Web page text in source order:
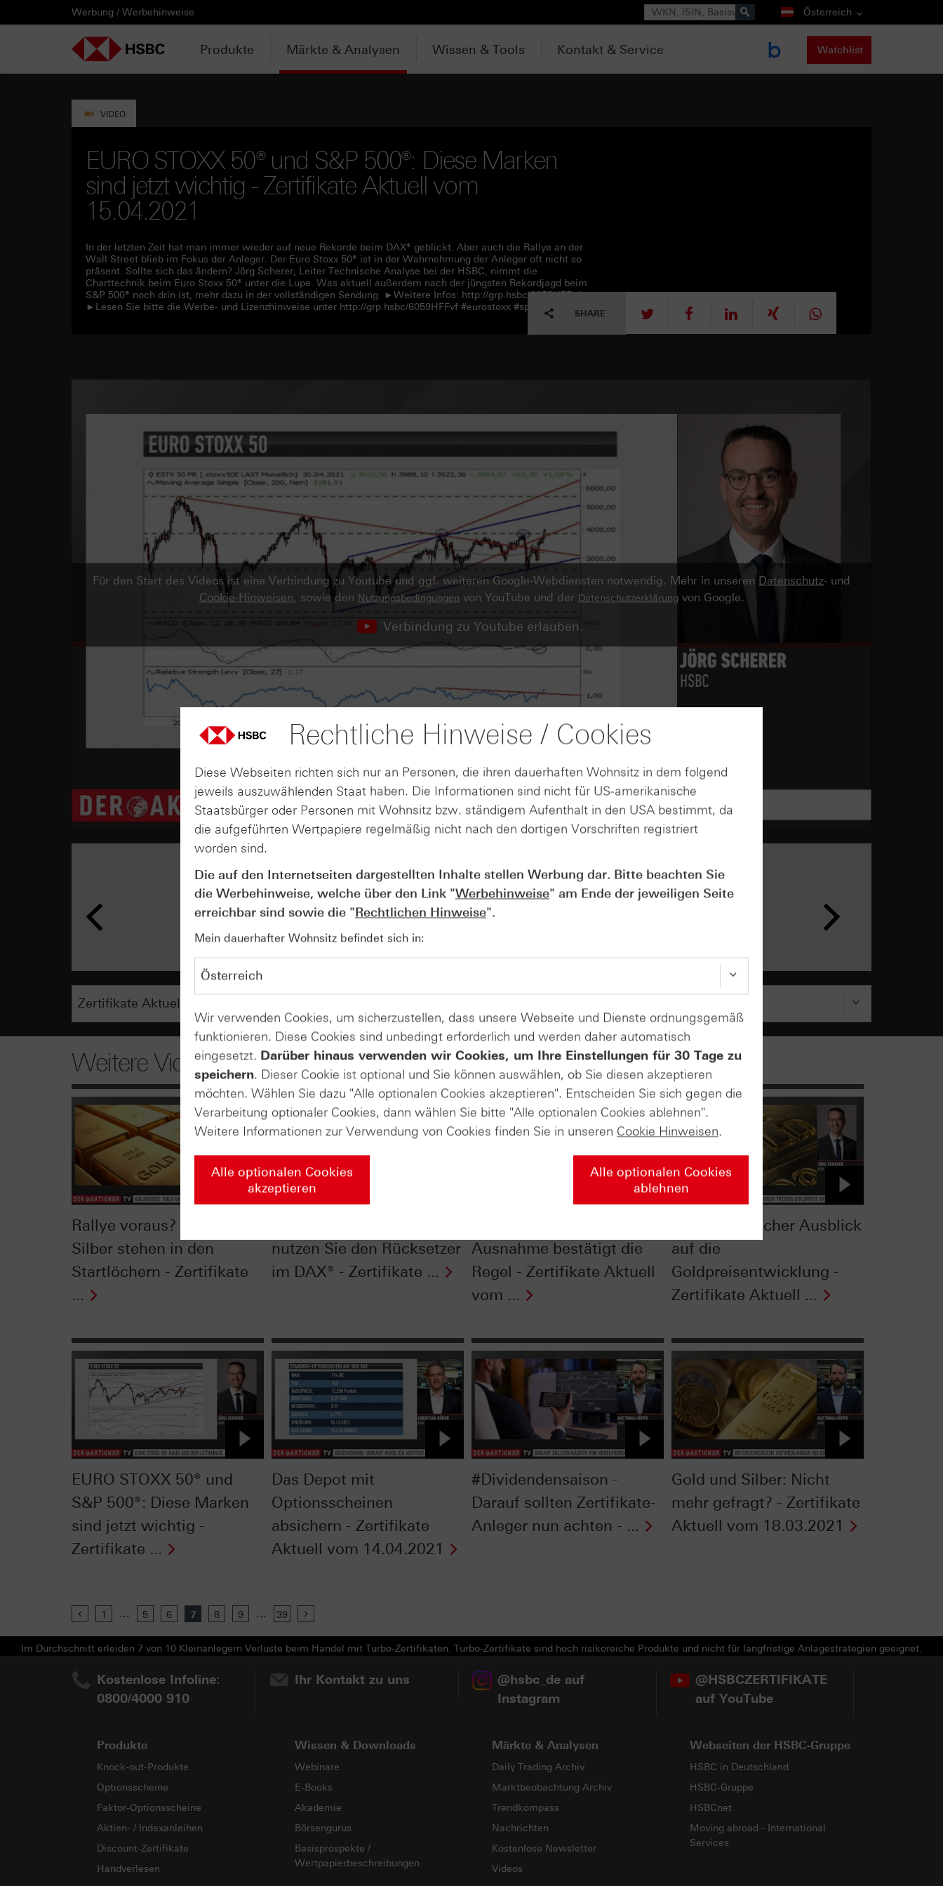
PRODUKTE
HEBELPRODUKTE
MÄRKTE & ANALYSEN
WISSEN & TOOLS
KONTAKT & SERVICE
DOWNLOADCENTER
LÄNDERAUSWAHL
Deutschland
AUSGEWÄHLTE SEITEN
HEBELPRODUKTE
Knock-out-Produkte
Weitere Hebelprodukte
Ausgestoppte Produkte
Intraday-Emissionen
ANLAGEPRODUKTE
Aktien- / Indexanleihen
Discount-Zertifikate
Express-Zertifikate
Kapitalschutz-Produkte
Sprint-Zertifikate
Strategie- / Basket- /
Themenzertifikate
AKTUELLES
Anpassungen / Kündigungen
Neuemissionen
ANALYSEN
Daily Trading
Trendkompass
Newsletter-Abonnement
VIDEOS
ntv-Zertifikate mit HSBC
Börse Stuttgart TV mit HSBC
Zertifikate Aktuell mit HSBC
WATCHLIST
Login / Zur Watchlist
WEBINARE
Webinartermine
WISSEN
kostenlose eBooks
Aktien- / Indexanleihen Rechner
Trendkompass
KONTAKT
Kontaktformular
SERVICE
Wir über uns
DOWNLOADCENTER
Basisprospekte /
Wertpapierbeschreibungen
Werbung / Werbehinweise Suche Österreich
Produkte Märkte & Analysen Wissen & Tools Kontakt & Service Watchlist
VIDEO
EURO STOXX 50® und S&P 500®: Diese Marken
sind jetzt wichtig - Zertifikate Aktuell vom
15.04.2021
In der letzten Zeit hat man immer wieder auf neue Rekorde beim DAX® geblickt. Aber auch die Rallye an der
Wall Street blieb im Fokus der Anleger. Der Euro Stoxx 50® ist in der Wahrnehmung der Anleger oft nicht so
präsent. Sollte sich das ändern? Jörg Scherer, Leiter Technische Analyse bei der HSBC, nimmt die
Charttechnik beim Euro Stoxx 50® unter die Lupe. Was aktuell außerdem nach der jüngsten Rekordjagd beim
S&P 500® noch drin ist, mehr dazu in der vollständigen Sendung. ►Weitere Infos: http://grp.hsbc/6058HFFv4
►Lesen Sie bitte die Werbe- und Lizenzhinweise unter http://grp.hsbc/6059HFFvf #eurostoxx #sp500 #trading
SHARE tweet mitteilen
Für den Start des Videos ist eine Verbindung zu Youtube und ggf. weiteren Google-Webdiensten notwendig. Mehr in unseren Datenschutz- und
Cookie-Hinweisen, sowie den Nutzungsbedingungen von YouTube und der Datenschutzerklärungvon Google.
Verbindung zu Youtube erlauben.
AUGUST
07
Wie lange bleibt der DAX® in
Rekordlaune? - ntv Zertifikate
Weitere Videos
Rallye voraus? Gold und
Silber stehen in den
Startlöchern - Zertifikate
...
nutzen Sie den Rücksetzer
im DAX® - Zertifikate ...
Ausnahme bestätigt die
Regel - Zertifikate Aktuell
vom ...
Charttechnischer Ausblick
auf die
Goldpreisentwicklung -
Zertifikate Aktuell ...
EURO STOXX 50® und
S&P 500®: Diese Marken
sind jetzt wichtig -
Zertifikate ...
Das Depot mit
Optionsscheinen
absichern - Zertifikate
Aktuell vom 14.04.2021
#Dividendensaison -
Darauf sollten Zertifikate-
Anleger nun achten - ...
Gold und Silber: Nicht
mehr gefragt? - Zertifikate
Aktuell vom 18.03.2021
Previous
1 ... 5 6 7 8 9 ... 39
Im Durchschnitt erleiden 7 von 10 Kleinanlegern Verluste beim Handel mit Turbo-Zertifikaten. Turbo-Zertifikate sind hoch risikoreiche Produkte und nicht für langfristige Anlagestrategien geeignet.
Kostenlose Infoline:
0800/4000 910
Ihr Kontakt zu uns
@hsbc_de auf
Instagram
@HSBCZERTIFIKATE
auf YouTube
Produkte
Knock-out-Produkte
Optionsscheine
Faktor-Optionsscheine
Aktien- / Indexanleihen
Discount-Zertifikate
Handverlesen
Wissen & Downloads
Webinare
E-Books
Akademie
Börsengurus
Basisprospekte /
Wertpapierbeschreibungen
Märkte & Analysen
Daily Trading Archiv
Marktbeobachtung Archiv
Trendkompass
Nachrichten
Kostenlose Newsletter
Videos
Webseiten der HSBC-Gruppe
HSBC in Deutschland
HSBC-Gruppe
HSBCnet
Moving abroad - International
Services
Rechtliche Hinweise / Cookies
Diese Webseiten richten sich nur an Personen, die ihren dauerhaften Wohnsitz in dem folgend
jeweils auszuwählenden Staat haben. Die Informationen sind nicht für US-amerikanische
Staatsbürger oder Personen mit Wohnsitz bzw. ständigem Aufenthalt in den USA bestimmt, da
die aufgeführten Wertpapiere regelmäßig nicht nach den dortigen Vorschriften registriert
worden sind.
Die auf den Internetseiten dargestellten Inhalte stellen Werbung dar. Bitte beachten Sie
die Werbehinweise, welche über den Link "Werbehinweise" am Ende der jeweiligen Seite
erreichbar sind sowie die "Rechtlichen Hinweise".
Mein dauerhafter Wohnsitz befindet sich in:
Wir verwenden Cookies, um sicherzustellen, dass unsere Webseite und Dienste ordnungsgemäß
funktionieren. Diese Cookies sind unbedingt erforderlich und werden daher automatisch
eingesetzt. Darüber hinaus verwenden wir Cookies, um Ihre Einstellungen für 30 Tage zu
speichern. Dieser Cookie ist optional und Sie können auswählen, ob Sie diesen akzeptieren
möchten. Wählen Sie dazu "Alle optionalen Cookies akzeptieren". Entscheiden Sie sich gegen die
Verarbeitung optionaler Cookies, dann wählen Sie bitte "Alle optionalen Cookies ablehnen".
Weitere Informationen zur Verwendung von Cookies finden Sie in unseren Cookie Hinweisen.
Alle optionalen Cookies
akzeptieren
Alle optionalen Cookies
ablehnen